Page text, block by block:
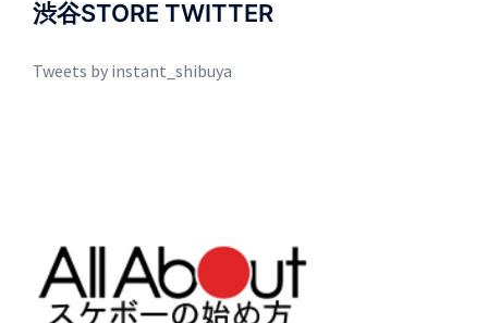
渋谷STORE TWITTER
Tweets by instant_shibuya